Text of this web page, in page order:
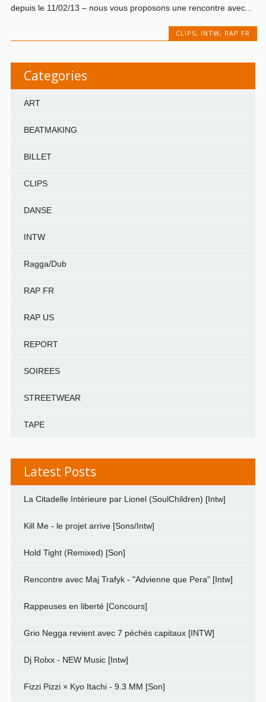
depuis le 11/02/13 – nous vous proposons une rencontre avec...
CLIPS, INTW, RAP FR
Categories
ART
BEATMAKING
BILLET
CLIPS
DANSE
INTW
Ragga/Dub
RAP FR
RAP US
REPORT
SOIREES
STREETWEAR
TAPE
Latest Posts
La Citadelle Intérieure par Lionel (SoulChildren) [Intw]
Kill Me - le projet arrive [Sons/Intw]
Hold Tight (Remixed) [Son]
Rencontre avec Maj Trafyk - "Advienne que Pera" [Intw]
Rappeuses en liberté [Concours]
Grio Negga revient avec 7 péchés capitaux [INTW]
Dj Rolxx - NEW Music [Intw]
Fizzi Pizzi × Kyo Itachi - 9.3 MM [Son]